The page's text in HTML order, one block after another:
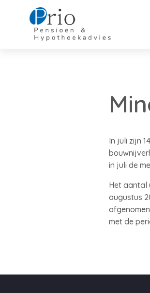
In juli zijn
in juli de
Het aantal
augustus
met de